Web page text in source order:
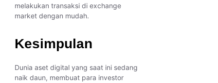
melakukan transaksi di exchange
market dengan mudah.
Kesimpulan
Dunia aset digital yang saat ini sedang
naik daun, membuat para investor